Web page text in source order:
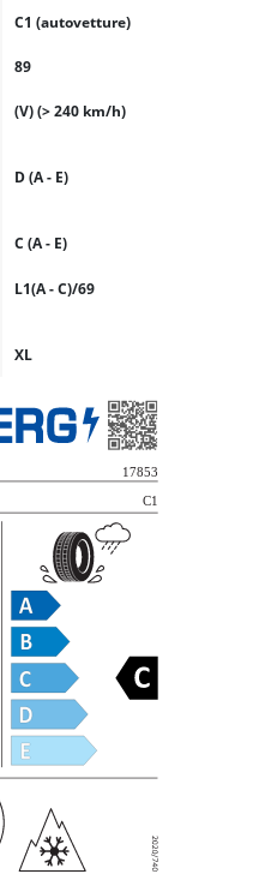
C1 (autovetture)
89
(V) (> 240 km/h)
D (A - E)
C (A - E)
L1(A - C)/69
XL